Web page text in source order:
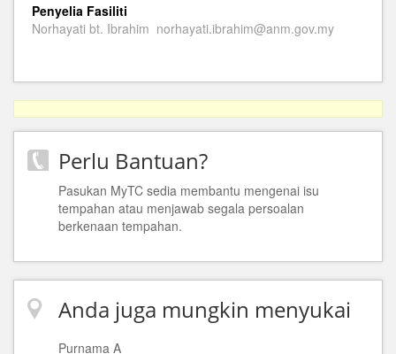
Penyelia Fasiliti
Norhayati bt. Ibrahim norhayati.ibrahim@anm.gov.my
Perlu Bantuan?
Pasukan MyTC sedia membantu mengenai isu
tempahan atau menjawab segala persoalan
berkenaan tempahan.
Anda juga mungkin menyukai
Purnama A